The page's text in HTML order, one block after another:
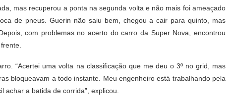
mas recuperou a ponta na segunda volta e não mais foi ameaçado
de pneus. Guerin não saiu bem, chegou a cair para quinto, mas
com problemas no acerto do carro da Super Nova, encontrou
“Acertei uma volta na classificação que me deu o 3º no grid, mas
bloqueavam a todo instante. Meu engenheiro está trabalhando pela
a batida de corrida”, explicou.